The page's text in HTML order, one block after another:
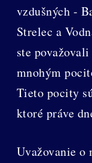
vzdušných -
Strelec a
ste
mnohým
Tieto pocity
ktoré práve
Uvažovanie o